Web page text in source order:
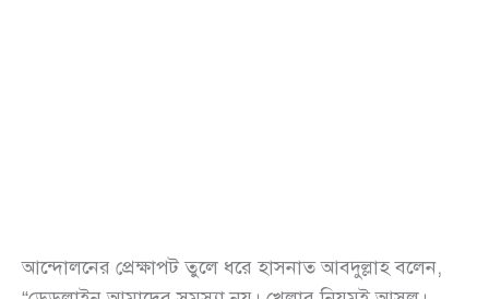
আন্দোলনের প্রেক্ষাপট তুলে ধরে হাসনাত আবদুল্লাহ বলেন,